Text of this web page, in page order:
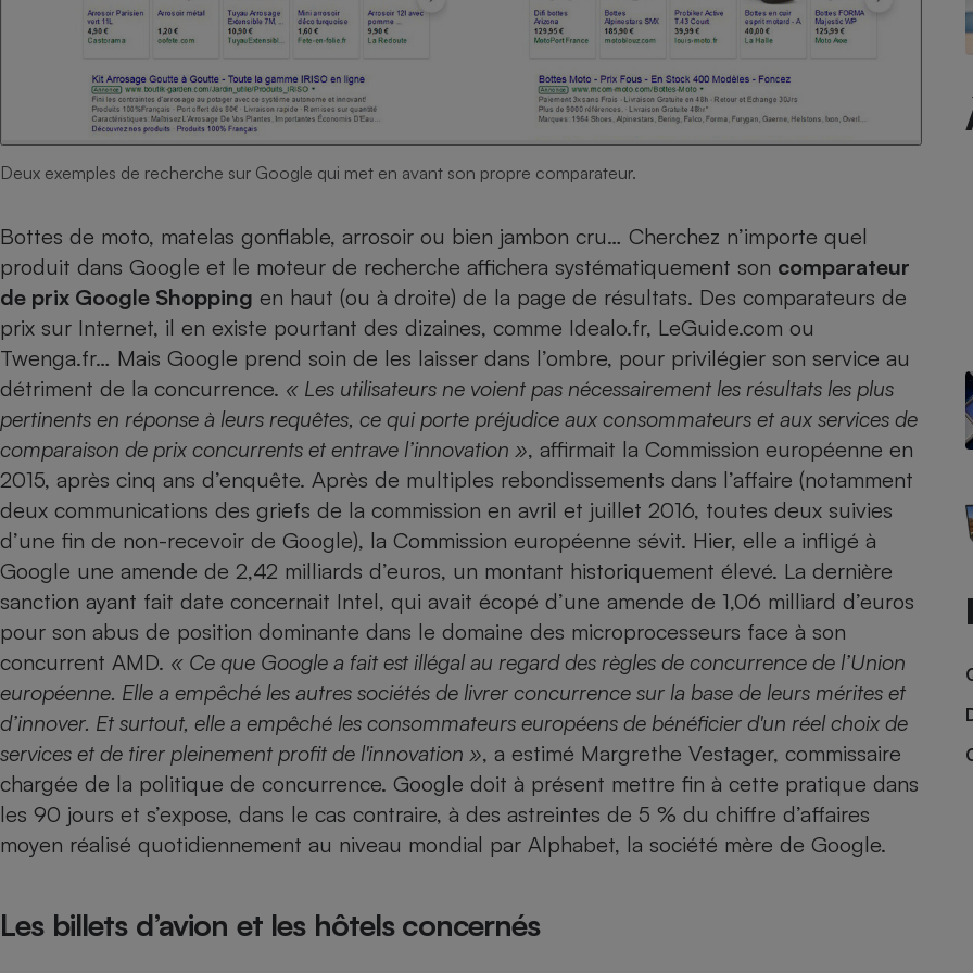
Deux exemples de recherche sur Google qui met en avant son propre comparateur.
Bottes de moto, matelas gonflable, arrosoir ou bien jambon cru… Cherchez n’importe quel
produit dans Google et le moteur de recherche affichera systématiquement son comparateur
de prix Google Shopping en haut (ou à droite) de la page de résultats. Des comparateurs de
prix sur Internet, il en existe pourtant des dizaines, comme Idealo.fr, LeGuide.com ou
Twenga.fr… Mais Google prend soin de les laisser dans l’ombre, pour privilégier son service au
détriment de la concurrence. « Les utilisateurs ne voient pas nécessairement les résultats les plus
pertinents en réponse à leurs requêtes, ce qui porte préjudice aux consommateurs et aux services de
comparaison de prix concurrents et entrave l’innovation », affirmait la Commission européenne en
2015, après cinq ans d’enquête. Après de multiples rebondissements dans l’affaire (notamment
deux communications des griefs de la commission en avril et juillet 2016, toutes deux suivies
d’une fin de non-recevoir de Google), la Commission européenne sévit. Hier, elle a infligé à
Google une amende de 2,42 milliards d’euros, un montant historiquement élevé. La dernière
sanction ayant fait date concernait Intel, qui avait écopé d’une amende de 1,06 milliard d’euros
pour son abus de position dominante dans le domaine des microprocesseurs face à son
concurrent AMD. « Ce que Google a fait est illégal au regard des règles de concurrence de l’Union
européenne. Elle a empêché les autres sociétés de livrer concurrence sur la base de leurs mérites et
d’innover. Et surtout, elle a empêché les consommateurs européens de bénéficier d'un réel choix de
services et de tirer pleinement profit de l'innovation », a estimé Margrethe Vestager, commissaire
chargée de la politique de concurrence. Google doit à présent mettre fin à cette pratique dans
les 90 jours et s’expose, dans le cas contraire, à des astreintes de 5 % du chiffre d’affaires
moyen réalisé quotidiennement au niveau mondial par Alphabet, la société mère de Google.
Les billets d’avion et les hôtels concernés
Complément
Foie gras
Champagne - Comment choisir une
bouteille de champagne
Assurance emprunteur Assurance vie
Banque en ligne
Petit électroménager - Ustensile
Lave-linge Lave-vaisselle
Plaque de cuisson à
induction
Four encastrable
Climatiseur -
Ventilateur
Aspirateur
Internet
Téléviseur Ordinateur portable
Téléphone mobile -
Smartphone
Appareil photo
numérique
Antivirus
Matelas Poêle à granulés
Radiateur électrique Électricité - Gaz
Ventilateur
Lessive
Crème solaire